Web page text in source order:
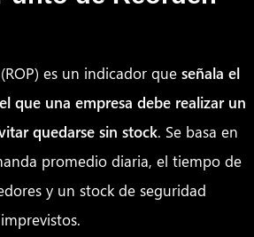
es un indicador que señala el
que una empresa debe realizar un
quedarse sin stock. Se basa en
promedio diaria, el tiempo de
y un stock de seguridad